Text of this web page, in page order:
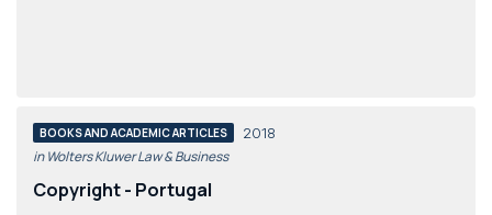
BOOKS AND ACADEMIC ARTICLES 2018
in Wolters Kluwer Law & Business
Copyright - Portugal